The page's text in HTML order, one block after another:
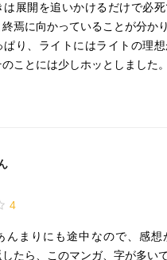
は展開を追いかけるだけで必
焉に向かっていることが分かり
ぱり、ライトにはライトの理
ことには少しホッとしました。
4
んまりにも途中なので、感
たら、このマンガ、字が多いで